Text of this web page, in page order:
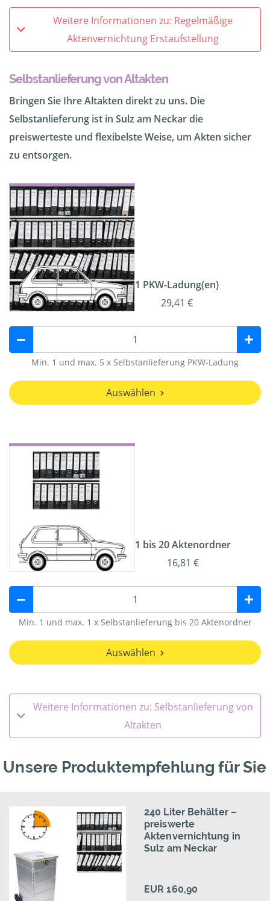
Weitere Informationen zu: Regelmäßige
Aktenvernichtung Erstaufstellung
Selbstanlieferung von Altakten
Bringen Sie Ihre Altakten direkt zu uns. Die
Selbstanlieferung ist in Sulz am Neckar die
preiswerteste und flexibelste Weise, um Akten sicher
zu entsorgen.
1 PKW-Ladung(en)
29,41 €
Min. 1 und max. 5 x Selbstanlieferung PKW-Ladung
Auswählen
1 bis 20 Aktenordner
16,81 €
Min. 1 und max. 1 x Selbstanlieferung bis 20 Aktenordner
Auswählen
Weitere Informationen zu: Selbstanlieferung von
Altakten
Unsere Produktempfehlung für Sie
240 Liter Behälter –
preiswerte
Aktenvernichtung in
Sulz am Neckar
EUR 160,90